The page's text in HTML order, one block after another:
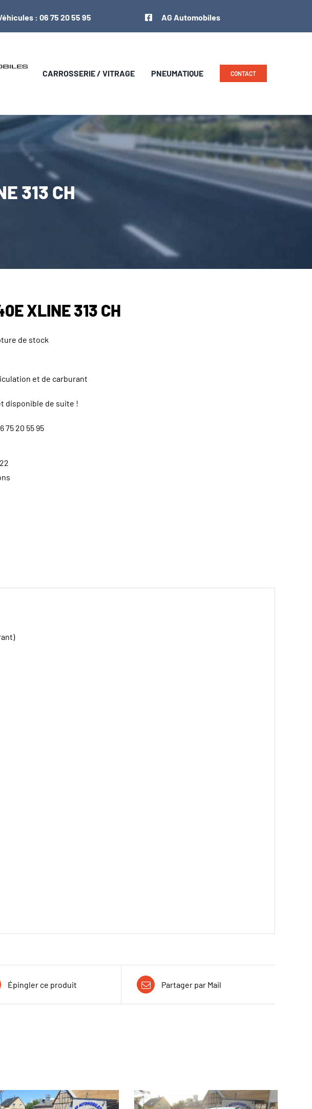
: 06 75 20 55 95 AG Automobiles
CARROSSERIE / VITRAGE PNEUMATIQUE CONTACT
313 CH
XLINE 313 CH
de stock
et de carburant
disponible de suite !
75 20 55 95
Épingler ce produit Partager par Mail